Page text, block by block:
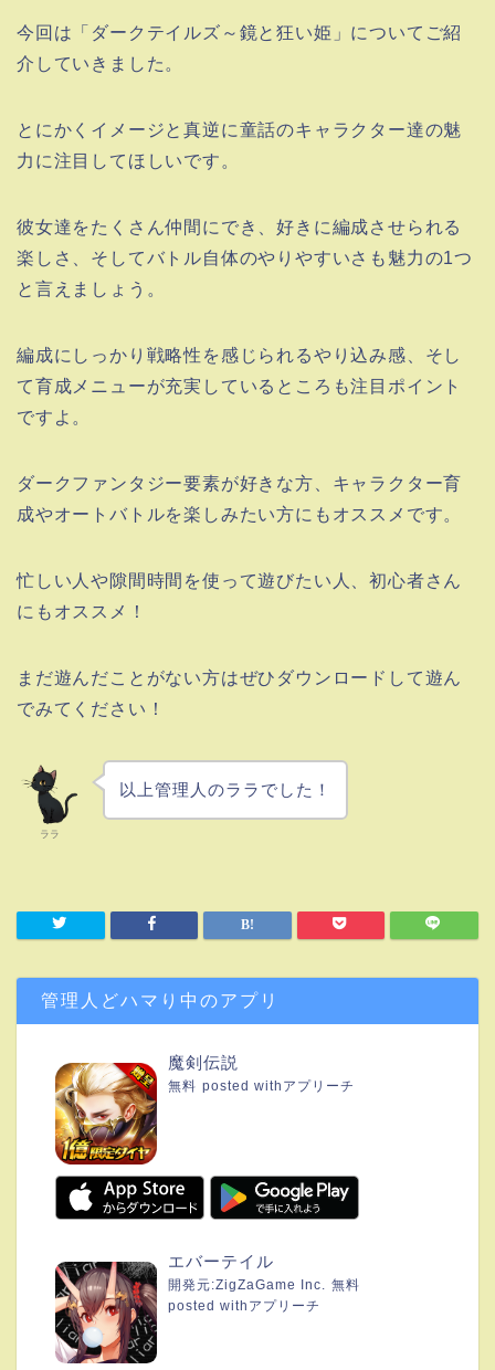
今回は「ダークテイルズ～鏡と狂い姫」についてご紹
介していきました。
とにかくイメージと真逆に童話のキャラクター達の魅
力に注目してほしいです。
彼女達をたくさん仲間にでき、好きに編成させられる
楽しさ、そしてバトル自体のやりやすいさも魅力の1つ
と言えましょう。
編成にしっかり戦略性を感じられるやり込み感、そし
て育成メニューが充実しているところも注目ポイント
ですよ。
ダークファンタジー要素が好きな方、キャラクター育
成やオートバトルを楽しみたい方にもオススメです。
忙しい人や隙間時間を使って遊びたい人、初心者さん
にもオススメ！
まだ遊んだことがない方はぜひダウンロードして遊ん
でみてください！
ララ
以上管理人のララでした！
管理人どハマり中のアプリ
魔剣伝説
無料 posted with アプリーチ
エバーテイル
開発元:ZigZaGame Inc. 無料
posted with アプリーチ